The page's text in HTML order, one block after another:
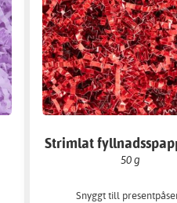
Strimlat
presentpåsar/askar-
50 g
Snyggt till